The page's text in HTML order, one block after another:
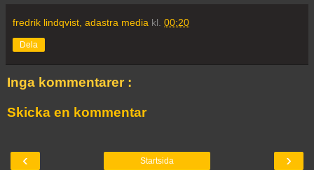
fredrik lindqvist, adastra media kl. 00:20
Dela
Inga kommentarer :
Skicka en kommentar
‹ ›
Startsida